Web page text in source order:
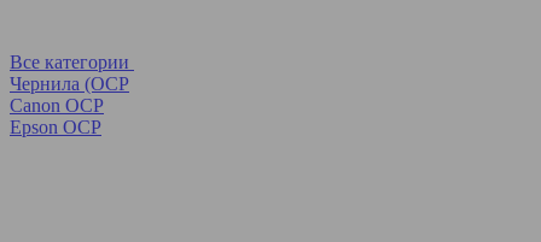
Все категории
Чернила (OCP
Canon OCP
Epson OCP